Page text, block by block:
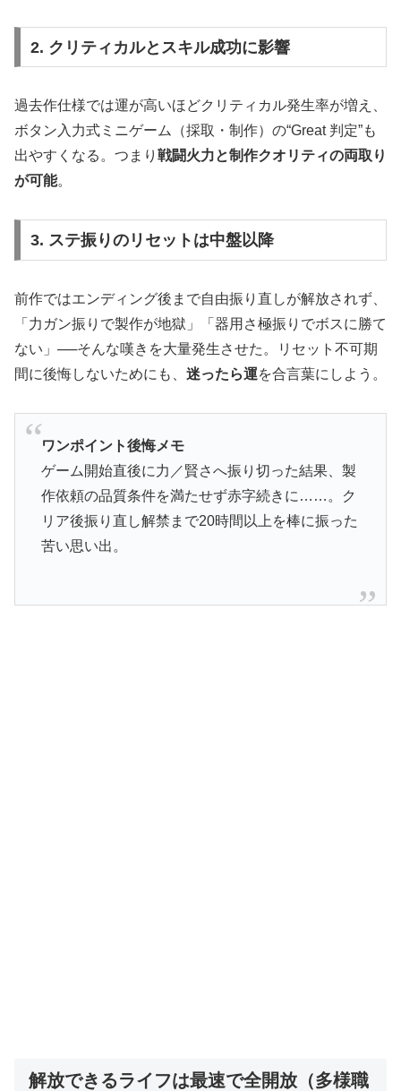
2. クリティカルとスキル成功に影響
過去作仕様では運が高いほどクリティカル発生率が増え、
ボタン入力式ミニゲーム（採取・制作）の“Great 判定”も
出やすくなる。つまり 戦闘火力と制作クオリティの両取り
が可能。
3. ステ振りのリセットは中盤以降
前作ではエンディング後まで自由振り直しが解放されず、
「力ガン振りで製作が地獄」「器用さ極振りでボスに勝て
ない」──そんな嘆きを大量発生させた。リセット不可期
間に後悔しないためにも、 迷ったら運を合言葉にしよう。
ワンポイント後悔メモ
ゲーム開始直後に力／賢さへ振り切った結果、製
作依頼の品質条件を満たせず赤字続きに……。ク
リア後振り直し解禁まで20時間以上を棒に振った
苦い思い出。
解放できるライフは最速で全開放（多様職